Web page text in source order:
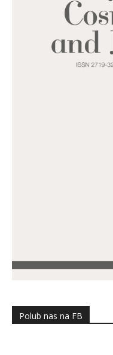
Polub nas na FB